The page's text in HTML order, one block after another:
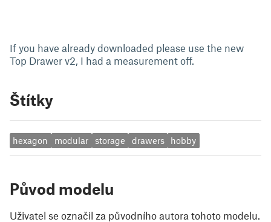
If you have already downloaded please use the new
Top Drawer v2, I had a measurement off.
Štítky
hexagon modular storage drawers hobby
Původ modelu
Uživatel se označil za původního autora tohoto modelu.